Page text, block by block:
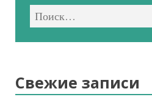
Свежие записи